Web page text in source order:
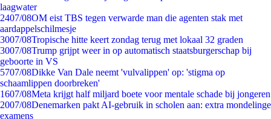
laagwater
2407/08OM eist TBS tegen verwarde man die agenten stak met
aardappelschilmesje
3007/08Tropische hitte keert zondag terug met lokaal 32 graden
3007/08Trump grijpt weer in op automatisch staatsburgerschap bij
geboorte in VS
5707/08Dikke Van Dale neemt 'vulvalippen' op: 'stigma op
schaamlippen doorbreken'
1607/08Meta krijgt half miljard boete voor mentale schade bij jongeren
2007/08Denemarken pakt AI-gebruik in scholen aan: extra mondelinge
examens